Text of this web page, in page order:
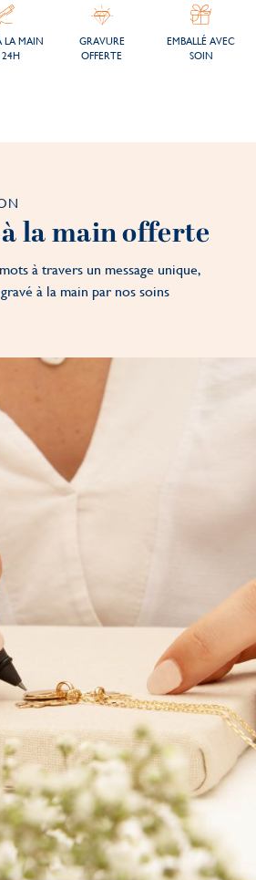
LA MAIN
GRAVURE
OFFERTE
EMBALLÉ AVEC
SOIN
la main offerte
à travers un message unique,
à la main par nos soins